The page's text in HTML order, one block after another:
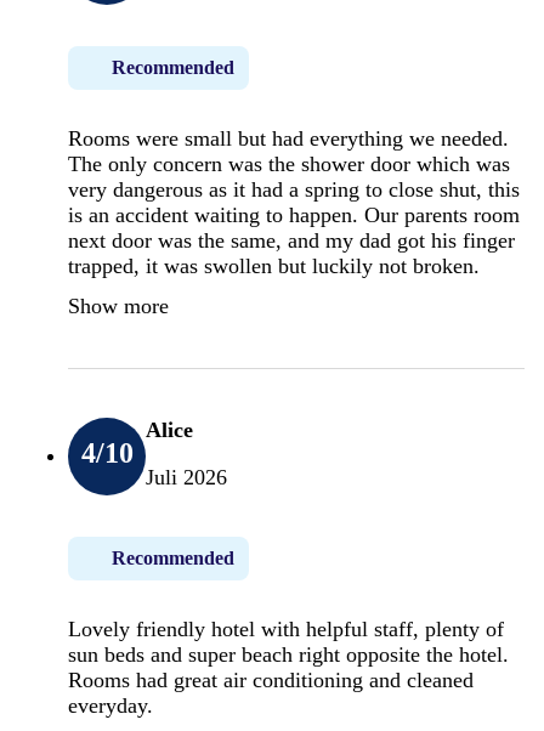
Recommended
Rooms were small but had everything we needed.
The only concern was the shower door which was
very dangerous as it had a spring to close shut, this
is an accident waiting to happen. Our parents room
next door was the same, and my dad got his finger
trapped, it was swollen but luckily not broken.
Show more
4/10
Alice
Juli 2026
Recommended
Lovely friendly hotel with helpful staff, plenty of
sun beds and super beach right opposite the hotel.
Rooms had great air conditioning and cleaned
everyday.